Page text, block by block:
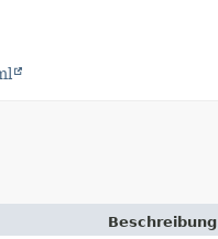
Beschreibung